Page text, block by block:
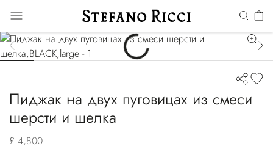
Пиджак на двух пуговицах из смеси
шерсти и шелка
£ 4,800